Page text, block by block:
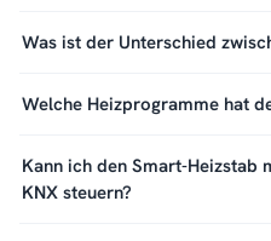
Was ist der Unterschied
Welche Heizprogramme hat
Kann ich den Smart-Heizstab
KNX steuern?